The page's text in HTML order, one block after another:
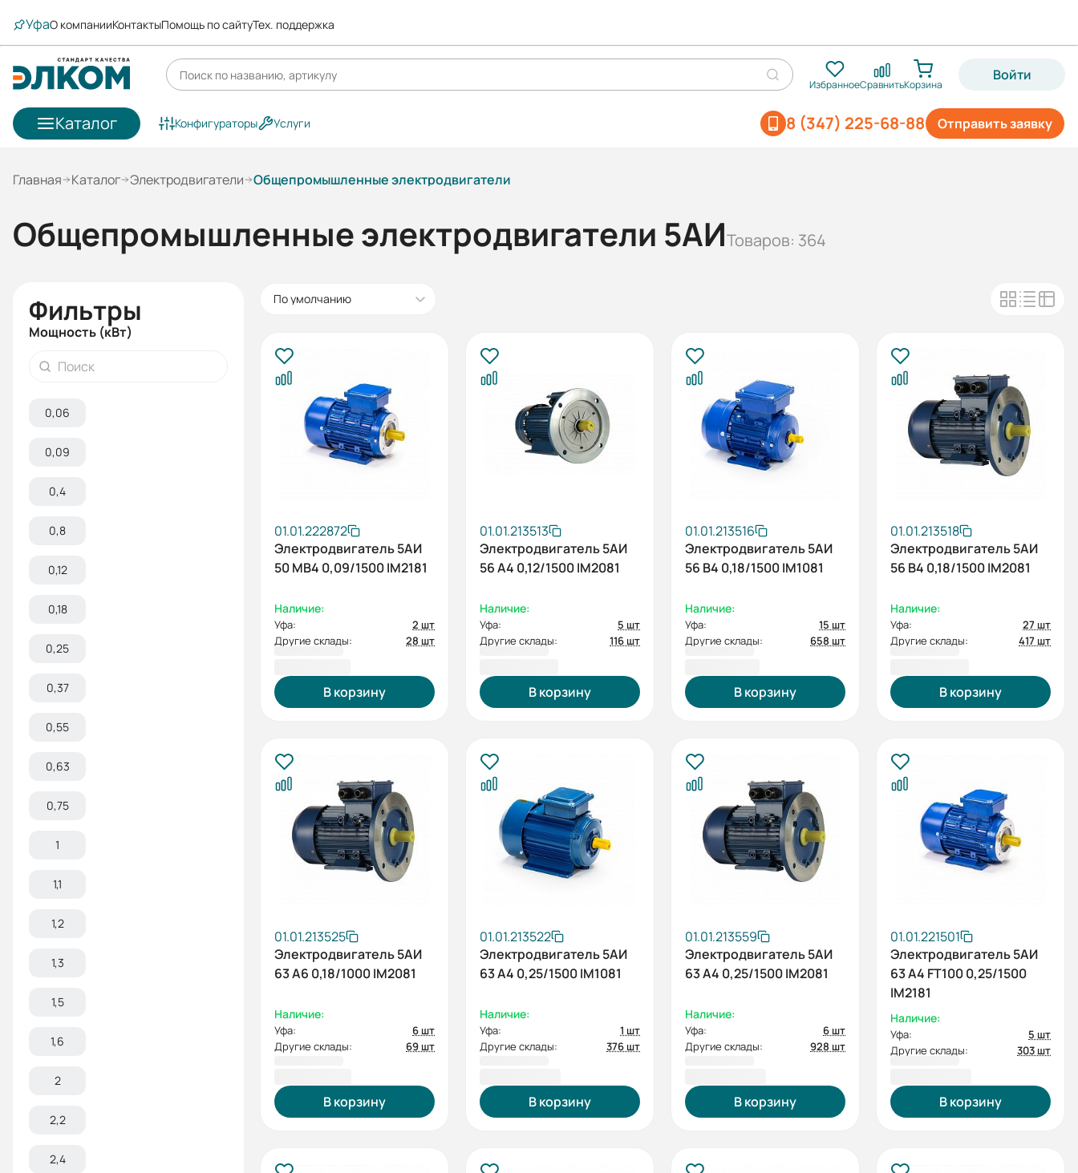
УфаО компанииКонтактыПомощь по сайтуТех. поддержка
ИзбранноеСравнитьКорзина
Войти
Каталог Отправить заявку
8 (347) 225-68-88
Конфигураторы Услуги
Главная Каталог Электродвигатели Общепромышленные электродвигатели
Общепромышленные электродвигатели 5АИТоваров: 364
Фильтры
Мощность (кВт)
0,06
0,09
0,4
0,8
0,12
0,18
0,25
0,37
0,55
0,63
0,75
1
1,1
1,2
1,3
1,5
1,6
2
2,2
2,4
По умолчанию
01.01.222872
Электродвигатель 5АИ
50 МВ4 0,09/1500 IM2181
Наличие:
Уфа:
2 шт
Другие склады:
28 шт
В корзину
01.01.213513
Электродвигатель 5АИ
56 А4 0,12/1500 IM2081
Наличие:
Уфа:
5 шт
Другие склады:
116 шт
В корзину
01.01.213516
Электродвигатель 5АИ
56 В4 0,18/1500 IM1081
Наличие:
Уфа:
15 шт
Другие склады:
658 шт
В корзину
01.01.213518
Электродвигатель 5АИ
56 В4 0,18/1500 IM2081
Наличие:
Уфа:
27 шт
Другие склады:
417 шт
В корзину
01.01.213525
Электродвигатель 5АИ
63 А6 0,18/1000 IM2081
Наличие:
Уфа:
6 шт
Другие склады:
69 шт
В корзину
01.01.213522
Электродвигатель 5АИ
63 А4 0,25/1500 IM1081
Наличие:
Уфа:
1 шт
Другие склады:
376 шт
В корзину
01.01.213559
Электродвигатель 5АИ
63 А4 0,25/1500 IM2081
Наличие:
Уфа:
6 шт
Другие склады:
928 шт
В корзину
01.01.221501
Электродвигатель 5АИ
63 А4 FT100 0,25/1500
IM2181
Наличие:
Уфа:
5 шт
Другие склады:
303 шт
В корзину